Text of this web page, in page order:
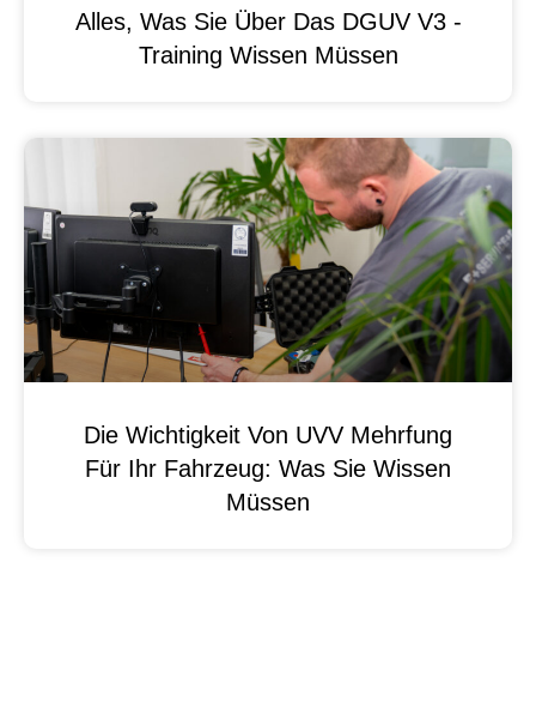
Alles, Was Sie Über Das DGUV V3 -
Training Wissen Müssen
Die Wichtigkeit Von UVV Mehrfung
Für Ihr Fahrzeug: Was Sie Wissen
Müssen